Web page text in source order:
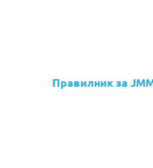
Правилник за